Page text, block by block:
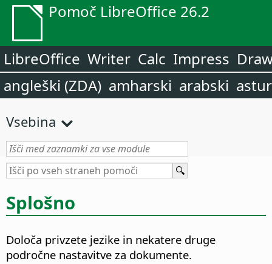
Pomoč LibreOffice 26.2
LibreOffice Writer Calc Impress
angleški (ZDA) amharski arabski
Vsebina
Splošno
Določa privzete jezike in nekatere druge
področne nastavitve za dokumente.